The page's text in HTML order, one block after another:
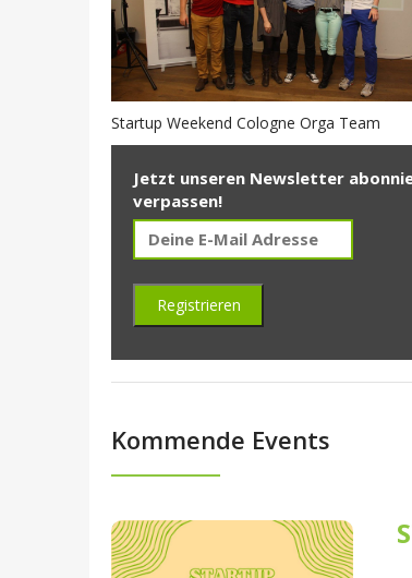
Startup Weekend Cologne Orga Team
Jetzt unseren Newsletter
verpassen!
Kommende Events